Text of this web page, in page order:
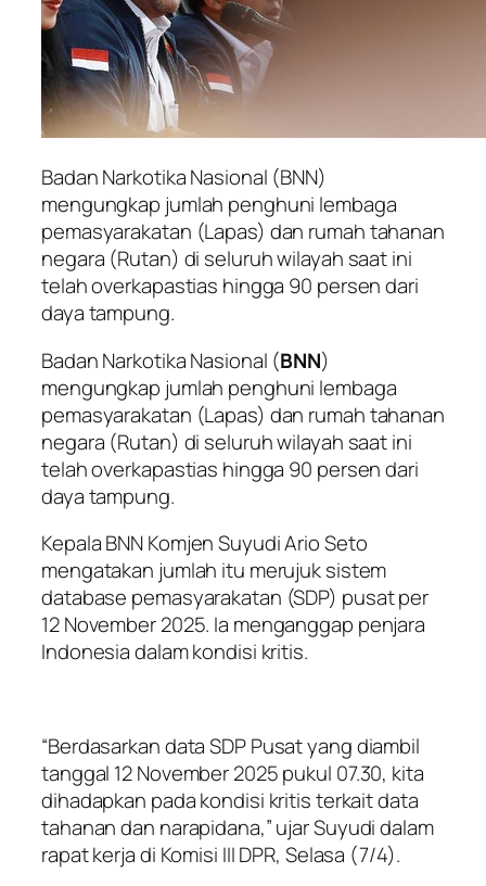
Badan Narkotika Nasional (BNN)
mengungkap jumlah penghuni lembaga
pemasyarakatan (Lapas) dan rumah tahanan
negara (Rutan) di seluruh wilayah saat ini
telah overkapastias hingga 90 persen dari
daya tampung.
Badan Narkotika Nasional (BNN)
mengungkap jumlah penghuni lembaga
pemasyarakatan (Lapas) dan rumah tahanan
negara (Rutan) di seluruh wilayah saat ini
telah overkapastias hingga 90 persen dari
daya tampung.
Kepala BNN Komjen Suyudi Ario Seto
mengatakan jumlah itu merujuk sistem
database pemasyarakatan (SDP) pusat per
12 November 2025. Ia menganggap penjara
Indonesia dalam kondisi kritis.
“Berdasarkan data SDP Pusat yang diambil
tanggal 12 November 2025 pukul 07.30, kita
dihadapkan pada kondisi kritis terkait data
tahanan dan narapidana,” ujar Suyudi dalam
rapat kerja di Komisi III DPR, Selasa (7/4).